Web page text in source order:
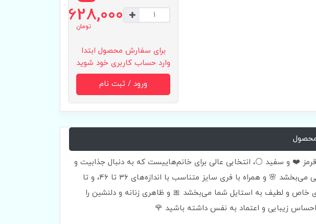
628,000
تومان
برای سفارش محصول ابتدا
وارد حساب کاربری خود شوید
ورود / ثبت نام
❤️ و سفید ⚪، انتخابی عالی برای خانم‌هاییست که به دنبال جذابیت و
راحتی همزمان هستند. پارچه‌ی توری که با ظرافت تمام طراحی شده، به شما حس سبکی و خنکی می‌بخشد 🌸 و همراه با فری سایز متناسب با اندازه‌های ۳۶ تا ۴۶، و تا
خاص و لطیف به استایل شما می‌بخشد 🎀 و ظاهری زنانه و دلنشین را
زیبایی و اعتماد به نفس داشته باشید 🌹